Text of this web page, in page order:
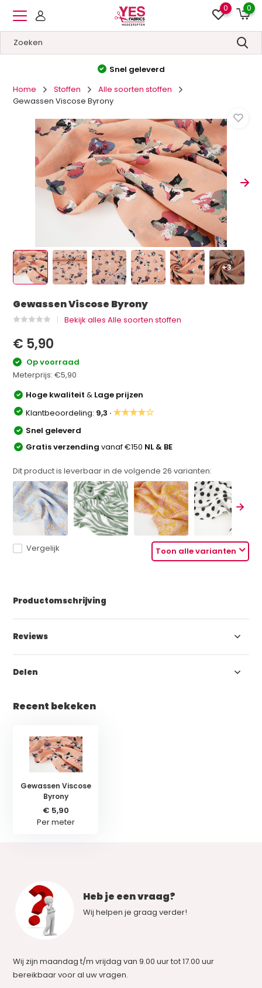
0 0
Hoge kwaliteit
Home
Stoffen
Alle soorten stoffen
Gewassen Viscose Byrony
+3
Gewassen Viscose Byrony
Bekijk alles Alle soorten stoffen
€ 5,90
Op voorraad
Meterprijs:€5,90
Hoge kwaliteit& Lage prijzen
Klantbeoordeling: 9,3 ·★★★★☆
Snel geleverd
Gratis verzendingvanaf €150 NL & BE
Dit product is leverbaar in de volgende26 varianten:
Toon alle varianten
Vergelijk
Productomschrijving
Reviews
Delen
Recent bekeken
Gewassen Viscose
Byrony
€ 5,90
Per meter
Heb je een vraag?
Wij helpen je graag verder!
Wij zijn maandag t/m vrijdag van 9.00 uur tot 17.00 uur
bereikbaar voor al uw vragen.